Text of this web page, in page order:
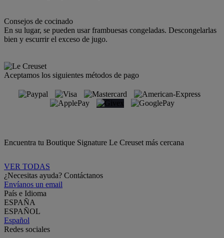
Consejos de cocinado
En su lugar, se pueden usar frambuesas congeladas. Descongelarlas
bien y escurrir el exceso de jugo.
Aceptamos los siguientes métodos de pago
Encuentra tu Boutique Signature Le Creuset más cercana
VER TODAS
¿Necesitas ayuda? Contáctanos
Envíanos un email
País e Idioma
ESPAÑA
ESPAÑOL
Español
Redes sociales